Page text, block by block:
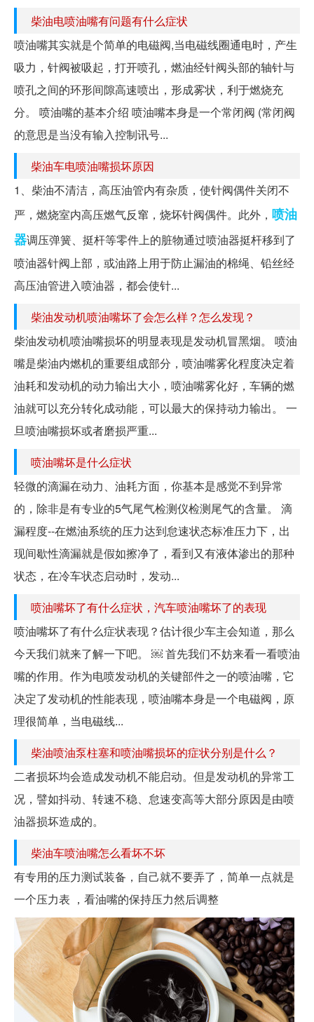
柴油电喷油嘴有问题有什么症状
喷油嘴其实就是个简单的电磁阀,当电磁线圈通电时，产生
吸力，针阀被吸起，打开喷孔，燃油经针阀头部的轴针与
喷孔之间的环形间隙高速喷出，形成雾状，利于燃烧充
分。 喷油嘴的基本介绍 喷油嘴本身是一个常闭阀 (常闭阀
的意思是当没有输入控制讯号...
柴油车电喷油嘴损坏原因
1、柴油不清洁，高压油管内有杂质，使针阀偶件关闭不
严，燃烧室内高压燃气反窜，烧坏针阀偶件。此外， 喷油
器调压弹簧、挺杆等零件上的脏物通过喷油器挺杆移到了
喷油器针阀上部，或油路上用于防止漏油的棉绳、铅丝经
高压油管进入喷油器，都会使针...
柴油发动机喷油嘴坏了会怎么样？怎么发现？
柴油发动机喷油嘴损坏的明显表现是发动机冒黑烟。 喷油
嘴是柴油内燃机的重要组成部分，喷油嘴雾化程度决定着
油耗和发动机的动力输出大小，喷油嘴雾化好，车辆的燃
油就可以充分转化成动能，可以最大的保持动力输出。 一
旦喷油嘴损坏或者磨损严重...
喷油嘴坏是什么症状
轻微的滴漏在动力、油耗方面，你基本是感觉不到异常
的，除非是有专业的5气尾气检测仪检测尾气的含量。 滴
漏程度--在燃油系统的压力达到怠速状态标准压力下，出
现间歇性滴漏就是假如擦净了，看到又有液体渗出的那种
状态，在冷车状态启动时，发动...
喷油嘴坏了有什么症状，汽车喷油嘴坏了的表现
喷油嘴坏了有什么症状表现？估计很少车主会知道，那么
今天我们就来了解一下吧。 ￼ 首先我们不妨来看一看喷油
嘴的作用。作为电喷发动机的关键部件之一的喷油嘴，它
决定了发动机的性能表现，喷油嘴本身是一个电磁阀，原
理很简单，当电磁线...
柴油喷油泵柱塞和喷油嘴损坏的症状分别是什么？
二者损坏均会造成发动机不能启动。但是发动机的异常工
况，譬如抖动、转速不稳、怠速变高等大部分原因是由喷
油器损坏造成的。
柴油车喷油嘴怎么看坏不坏
有专用的压力测试装备，自己就不要弄了，简单一点就是
一个压力表 ，看油嘴的保持压力然后调整